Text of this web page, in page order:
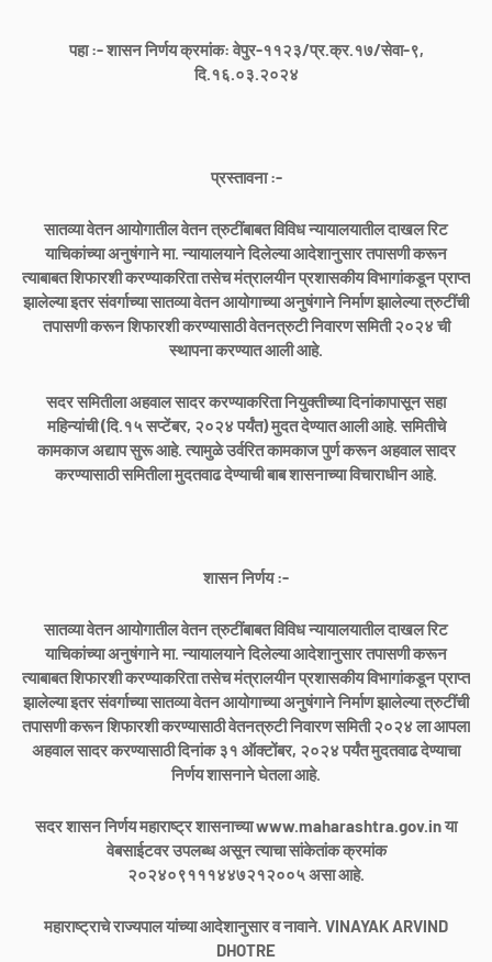
पहा :- शासन निर्णय क्रमांक: वेपुर-११२३/प्र.क्र.१७/सेवा-९,
दि.१६.०३.२०२४
प्रस्तावना :-
सातव्या वेतन आयोगातील वेतन त्रुटींबाबत विविध न्यायालयातील दाखल रिट
याचिकांच्या अनुषंगाने मा. न्यायालयाने दिलेल्या आदेशानुसार तपासणी करून
त्याबाबत शिफारशी करण्याकरिता तसेच मंत्रालयीन प्रशासकीय विभागांकडून प्राप्त
झालेल्या इतर संवर्गाच्या सातव्या वेतन आयोगाच्या अनुषंगाने निर्माण झालेल्या त्रुटींची
तपासणी करून शिफारशी करण्यासाठी वेतनत्रुटी निवारण समिती २०२४ ची
स्थापना करण्यात आली आहे.
सदर समितीला अहवाल सादर करण्याकरिता नियुक्तीच्या दिनांकापासून सहा
महिन्यांची (दि.१५ सप्टेंबर, २०२४ पर्यंत) मुदत देण्यात आली आहे. समितीचे
कामकाज अद्याप सुरू आहे. त्यामुळे उर्वरित कामकाज पुर्ण करून अहवाल सादर
करण्यासाठी समितीला मुदतवाढ देण्याची बाब शासनाच्या विचाराधीन आहे.
शासन निर्णय :-
सातव्या वेतन आयोगातील वेतन त्रुटींबाबत विविध न्यायालयातील दाखल रिट
याचिकांच्या अनुषंगाने मा. न्यायालयाने दिलेल्या आदेशानुसार तपासणी करून
त्याबाबत शिफारशी करण्याकरिता तसेच मंत्रालयीन प्रशासकीय विभागांकडून प्राप्त
झालेल्या इतर संवर्गाच्या सातव्या वेतन आयोगाच्या अनुषंगाने निर्माण झालेल्या त्रुटींची
तपासणी करून शिफारशी करण्यासाठी वेतनत्रुटी निवारण समिती २०२४ ला आपला
अहवाल सादर करण्यासाठी दिनांक ३१ ऑक्टोंबर, २०२४ पर्यंत मुदतवाढ देण्याचा
निर्णय शासनाने घेतला आहे.
सदर शासन निर्णय महाराष्ट्र शासनाच्या www.maharashtra.gov.in या
वेबसाईटवर उपलब्ध असून त्याचा सांकेतांक क्रमांक
२०२४०९१११४४७२१२००५ असा आहे.
महाराष्ट्राचे राज्यपाल यांच्या आदेशानुसार व नावाने. VINAYAK ARVIND
DHOTRE